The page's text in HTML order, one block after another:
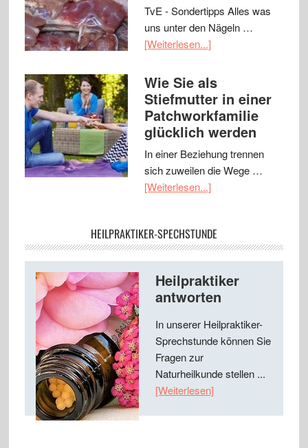
TvE - Sondertipps Alles was
uns unter den Nägeln …
[Weiterlesen...]
Wie Sie als
Stiefmutter in einer
Patchworkfamilie
glücklich werden
In einer Beziehung trennen
sich zuweilen die Wege …
[Weiterlesen...]
HEILPRAKTIKER-SPECHSTUNDE
Heilpraktiker
antworten
In unserer Heilpraktiker-
Sprechstunde können Sie
Fragen zur
Naturheilkunde stellen ...
[Weiterlesen]